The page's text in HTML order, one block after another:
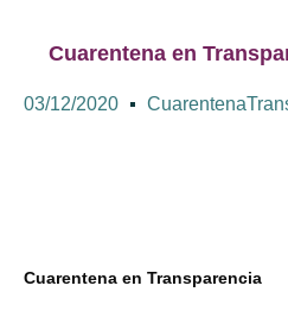
Cuarentena en
03/12/2020
Cuarentena en Transparencia